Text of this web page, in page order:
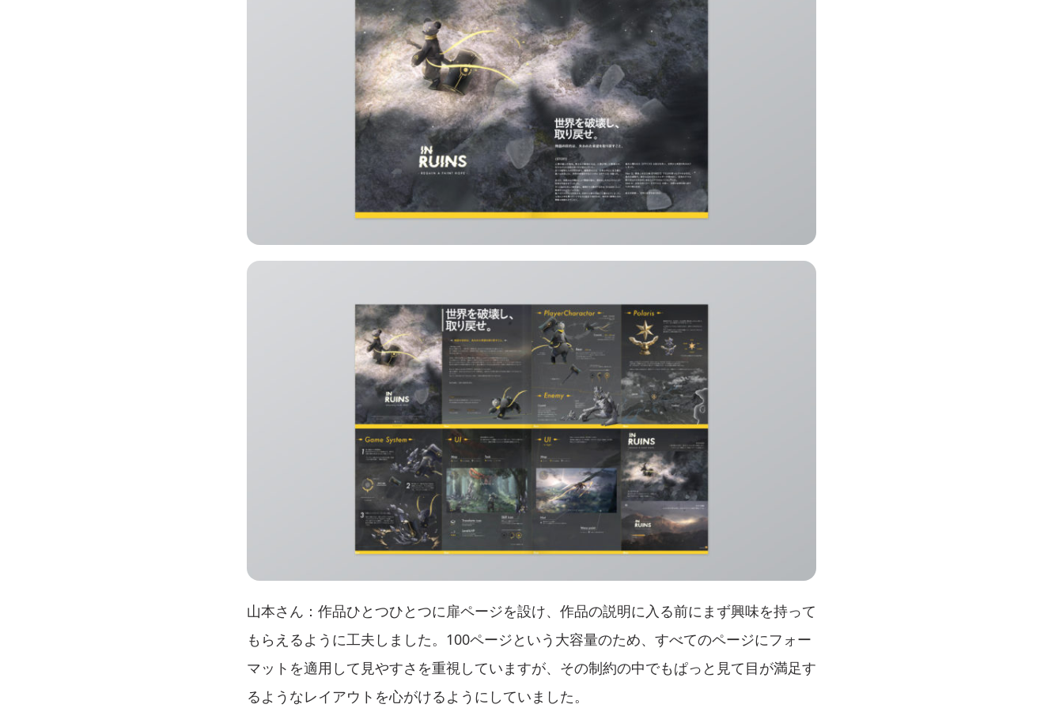
山本さん：作品ひとつひとつに扉ページを設け、作品の説明に入る前にまず興味を持って
もらえるように工夫しました。100ページという大容量のため、すべてのページにフォー
マットを適用して見やすさを重視していますが、その制約の中でもぱっと見て目が満足す
るようなレイアウトを心がけるようにしていました。